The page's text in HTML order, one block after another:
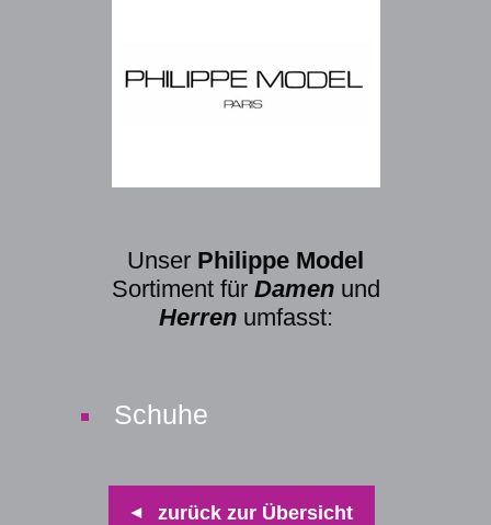
Unser Philippe Model
Sortiment für Damenund
Herrenumfasst:
Schuhe
zurück zur Übersicht